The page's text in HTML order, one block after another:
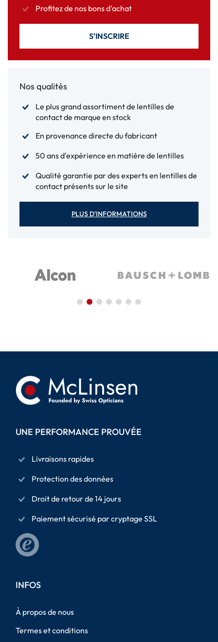
Profitez de nos bons d'achat
S'INSCRIRE
Nos qualités
Le plus grand assortiment de lentilles de
contact de marque en stock
En provenance directe du fabricant
50 ans d'expérience en matière de lentilles
Qualité garantie par des experts en lentilles de
contact présents sur le site
PLUS D'INFORMATIONS
UNE PERFORMANCE PROUVÉE
Livraisons rapides
Protection des données
Droit de retour de 14 jours
Paiement sécurisé par cryptage SSL
INFOS
À propos de nous
Termes et conditions